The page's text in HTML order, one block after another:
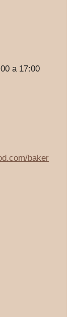
a 17:00
baker